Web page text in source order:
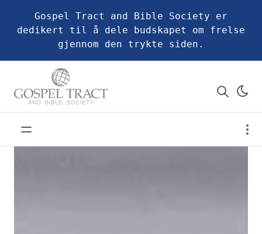
Gospel Tract and Bible Society er
dedikert til å dele budskapet om frelse
gjennom den trykte siden.